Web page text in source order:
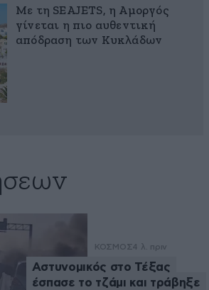
Με τη SEAJETS, η Αμοργός
γίνεται η πιο αυθεντική
απόδραση των Κυκλάδων
ΚΟΣΜΟΣ4 λ. πριν
Αστυνομικός στο Τέξας
έσπασε το τζάμι και τράβηξε